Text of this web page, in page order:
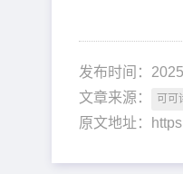
发布时间：
文章来源：
可可
原文地址：